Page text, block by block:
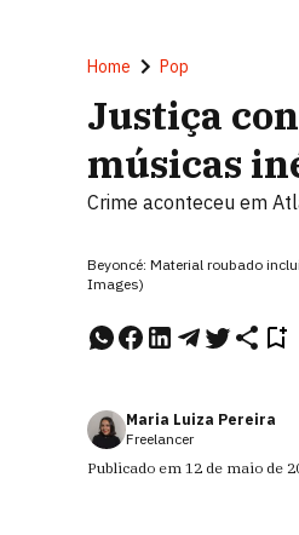
Home Pop
Justiça
músicas
Crime aconteceu em
Beyoncé: Material roubado
Images)
Maria Luiza Pereira
Freelancer
Publicado em 12 de maio de